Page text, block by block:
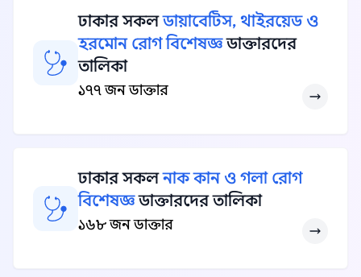
ঢাকার সকলডায়াবেটিস, থাইরয়েড ও
হরমোন রোগ বিশেষজ্ঞডাক্তারদের
তালিকা
১৭৭ জন ডাক্তার
ঢাকার সকলনাক কান ও গলা রোগ
বিশেষজ্ঞডাক্তারদের তালিকা
১৬৮ জন ডাক্তার